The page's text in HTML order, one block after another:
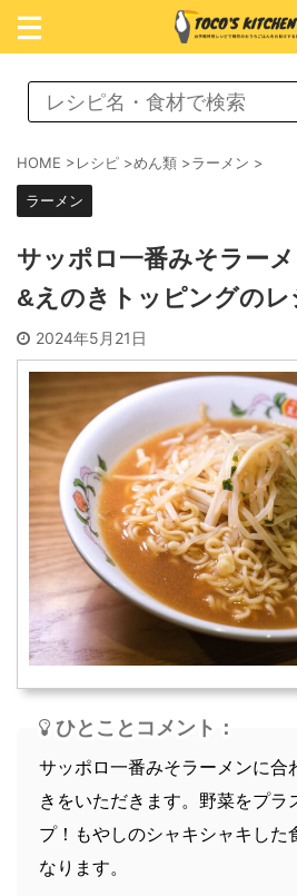
レシピ検索
おかず
めん類
スイーツ
スープ
軽食
HOME >レシピ >めん類 >ラーメン >
ラーメン
サッポロ一番みそラー
&えのきトッピングのレ
2024年5月21日
ひとことコメント：
サッポロ一番みそラーメンに合
きをいただきます。野菜をプラ
プ！もやしのシャキシャキした
なります。